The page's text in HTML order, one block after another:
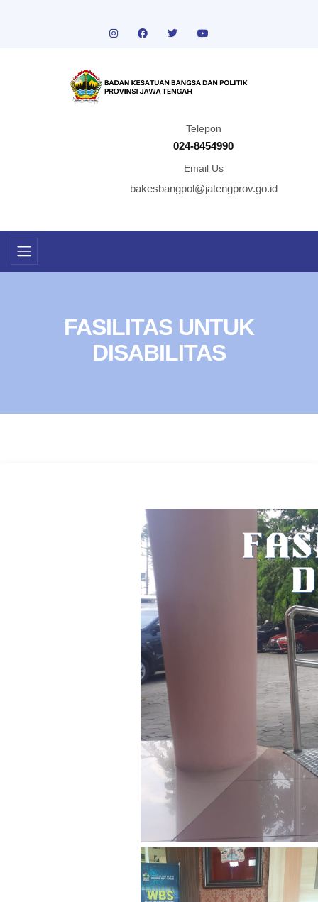
Telepon
024-8454990
Email Us
bakesbangpol@jatengprov.go.id
FASILITAS UNTUK
DISABILITAS